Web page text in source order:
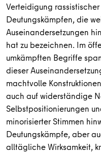
Verteidigung
Deutungskämpfen, die
Auseinandersetzungen
hat zu bezeichnen. Im
umkämpften Begriffe
dieser
machtvolle
auch auf widerständige
Selbstpositionierungen
minorisierter Stimmen
Deutungskämpfe, aber
alltägliche Wirksamkeit,